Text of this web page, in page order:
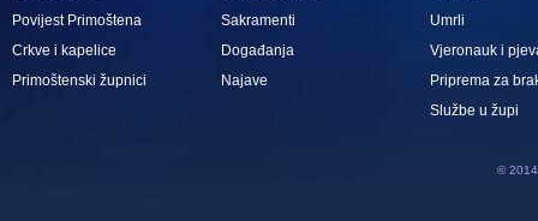
Povijest Primoštena
Crkve i kapelice
Primoštenski župnici
Sakramenti
Događanja
Najave
Umrli
Vjeronauk i
Priprema za
Službe u župi
© 2014